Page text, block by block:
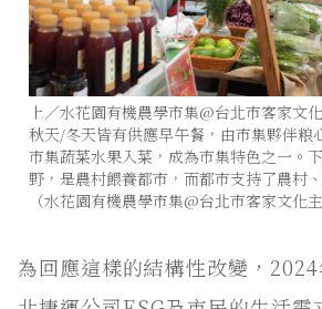
上／水花園有機農學市集@台北市客家文
秋天/冬天皆有供應早午餐，由市集夥伴粮
市集蔬菜水果入菜，成為市集特色之一。
野，是農村餵養都市，而都市支持了農村
（水花園有機農學市集@台北市客家文化主
為回應這樣的結構性改變，